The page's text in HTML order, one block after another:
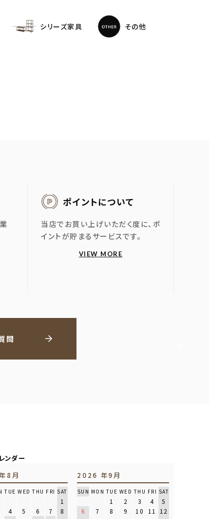
シリーズ家具 その他
ポイントについて
当店でお買い上げいただく度に、ポ
イントが貯まるサービスです。
VIEW MORE
問
ンダー
8月
TUE WED THU FRI SAT
1
4 5 6 7
8
2026 年9月
SUN MON TUE WED THU FRI SAT
1 2 3 4
5
6
7 8 9 10 11
12